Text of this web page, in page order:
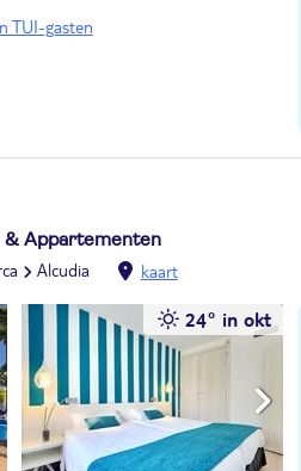
TUI-gasten
& Appartementen
Alcudia kaart
24° in okt